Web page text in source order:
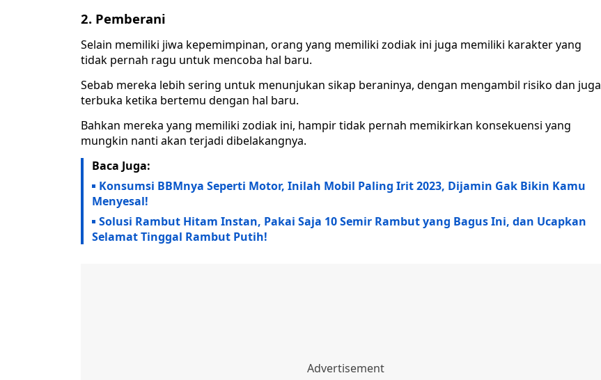
2. Pemberani
Selain memiliki jiwa kepemimpinan, orang yang memiliki zodiak ini juga memiliki karakter yang
tidak pernah ragu untuk mencoba hal baru.
Sebab mereka lebih sering untuk menunjukan sikap beraninya, dengan mengambil risiko dan juga
terbuka ketika bertemu dengan hal baru.
Bahkan mereka yang memiliki zodiak ini, hampir tidak pernah memikirkan konsekuensi yang
mungkin nanti akan terjadi dibelakangnya.
Baca Juga:
Konsumsi BBMnya Seperti Motor, Inilah Mobil Paling Irit 2023, Dijamin Gak Bikin Kamu
Menyesal!
Solusi Rambut Hitam Instan, Pakai Saja 10 Semir Rambut yang Bagus Ini, dan Ucapkan
Selamat Tinggal Rambut Putih!